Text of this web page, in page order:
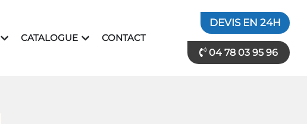
OUVRIR LES ENSEIGNISTES
CATALOGUE OUVRIR CATALOGUE
CONTACT
DEVIS EN 24H
04 78 03 95 96